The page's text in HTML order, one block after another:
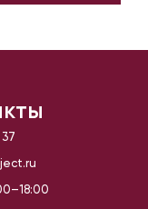
37